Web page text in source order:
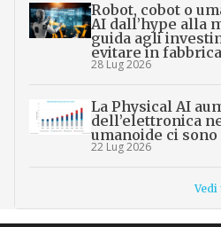
Robot, cobot o
AI dall’hype alla
guida agli
evitare in fabbrica
28 Lug 2026
La Physical AI
dell’elettronica
umanoide ci
22 Lug 2026